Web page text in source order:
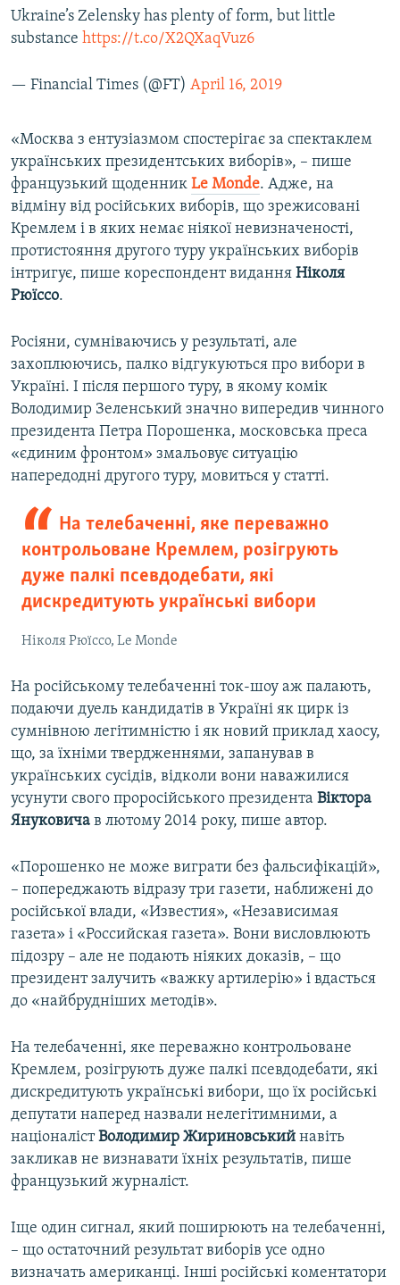
Ukraine’s Zelensky has plenty of form, but little
substance https://t.co/X2QXaqVuz6
— Financial Times (@FT) April 16, 2019
«Москва з ентузіазмом спостерігає за спектаклем
українських президентських виборів», – пише
французький щоденник Le Monde. Адже, на
відміну від російських виборів, що зрежисовані
Кремлем і в яких немає ніякої невизначеності,
протистояння другого туру українських виборів
інтригує, пише кореспондент видання Ніколя
Рюїссо.
Росіяни, сумніваючись у результаті, але
захоплюючись, палко відгукуються про вибори в
Україні. І після першого туру, в якому комік
Володимир Зеленський значно випередив чинного
президента Петра Порошенка, московська преса
«єдиним фронтом» змальовує ситуацію
напередодні другого туру, мовиться у статті.
На телебаченні, яке переважно
контрольоване Кремлем, розігрують
дуже палкі псевдодебати, які
дискредитують українські вибори
Ніколя Рюїссо, Le Monde
На російському телебаченні ток-шоу аж палають,
подаючи дуель кандидатів в Україні як цирк із
сумнівною легітимністю і як новий приклад хаосу,
що, за їхніми твердженнями, запанував в
українських сусідів, відколи вони наважилися
усунути свого проросійського президента Віктора
Януковича в лютому 2014 року, пише автор.
«Порошенко не може виграти без фальсифікацій»,
– попереджають відразу три газети, наближені до
російської влади, «Известия», «Независимая
газета» і «Российская газета». Вони висловлюють
підозру – але не подають ніяких доказів, – що
президент залучить «важку артилерію» і вдасться
до «найбрудніших методів».
На телебаченні, яке переважно контрольоване
Кремлем, розігрують дуже палкі псевдодебати, які
дискредитують українські вибори, що їх російські
депутати наперед назвали нелегітимними, а
націоналістВолодимир Жириновський навіть
закликав не визнавати їхніх результатів, пише
французький журналіст.
Іще один сигнал, який поширюють на телебаченні,
– що остаточний результат виборів усе одно
визначать американці. Інші російські коментатори